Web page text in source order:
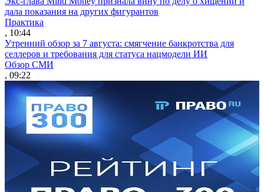
дала показания на других фигурантов
Практика
, 10:44
Утренний обзор за 7 августа: смягчение банкротства для
селлеров и требования для статуса нацмодели ИИ
Обзор СМИ
, 09:22